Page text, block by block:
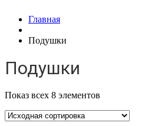
Главная
Подушки
Подушки
Показ всех 8 элементов